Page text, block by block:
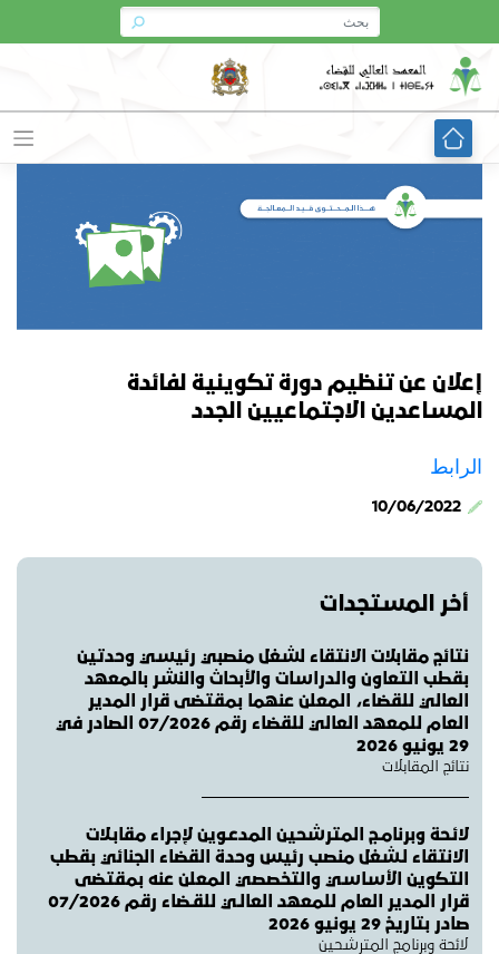
content
إعلان عن تنظيم دورة تكوينية لفائدة
المساعدين الاجتماعيين الجدد
الرابط
10/06/2022
أخر المستجدات
نتائج مقابلات الانتقاء لشغل منصبي رئيسي وحدتين
بقطب التعاون والدراسات والأبحاث والنشر بالمعهد
العالي للقضاء، المعلن عنهما بمقتضى قرار المدير
العام للمعهد العالي للقضاء رقم 07/2026 الصادر في
29 يونيو 2026
نتائج المقابلات
لائـحة وبرنامـج المترشحين المدعـوين لإجراء مقابـلات
الانتقاء لـشغل منصب رئيس وحدة القضاء الجنائي بقطب
التكوين الأساسي والتخصصي المعلن عنه بمقتضى
قرار المدير العام للمعهد العالـي للقـضاء رقم 07/2026
صادر بتاريخ 29 يونيو 2026
لائحة وبرنامج المترشحين